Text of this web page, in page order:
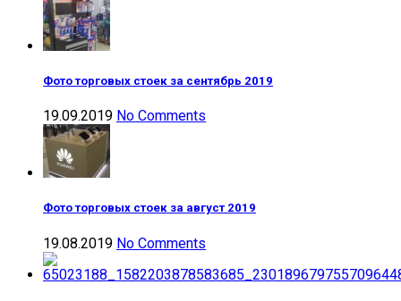
Фото торговых стоек за сентябрь 2019
19.09.2019 No Comments
Фото торговых стоек за август 2019
19.08.2019 No Comments